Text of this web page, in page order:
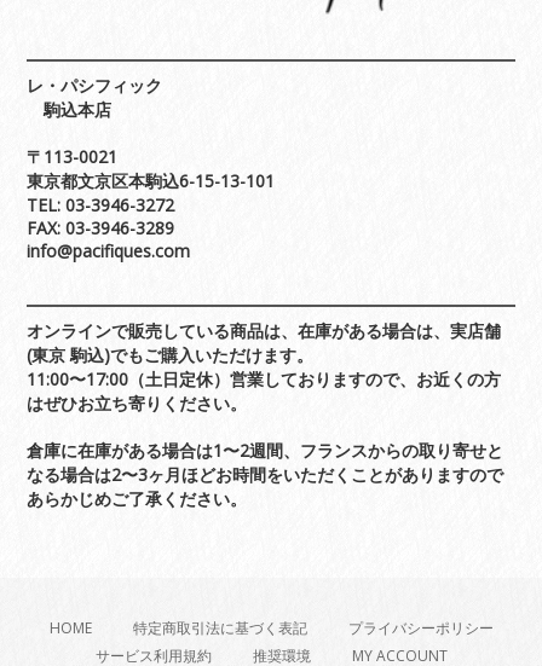
レ・パシフィック
駒込本店
〒113-0021
東京都文京区本駒込6-15-13-101
TEL: 03-3946-3272
FAX: 03-3946-3289
info@pacifiques.com
オンラインで販売している商品は、在庫がある場合は、実店舗
(東京 駒込)でもご購入いただけます。
11:00〜17:00（土日定休）営業しておりますので、お近くの方
はぜひお立ち寄りください。
倉庫に在庫がある場合は1〜2週間、フランスからの取り寄せと
なる場合は2〜3ヶ月ほどお時間をいただくことがありますので
あらかじめご了承ください。
HOME 特定商取引法に基づく表記
プライバシーポリシー
サービス利用規約
推奨環境 MY ACCOUNT